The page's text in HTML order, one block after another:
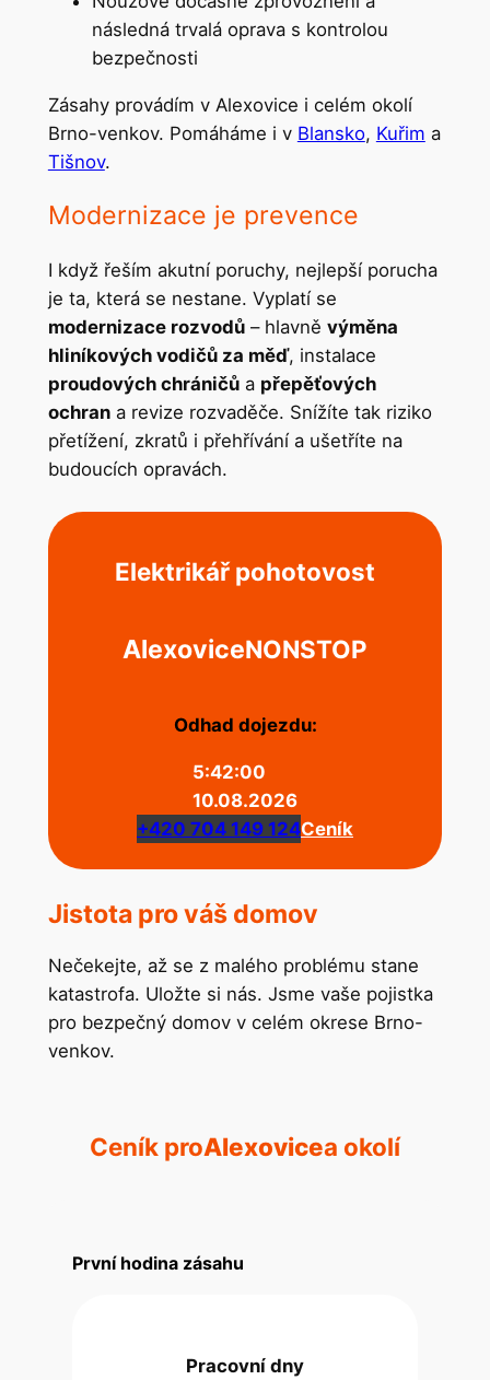
následná trvalá oprava s kontrolou
bezpečnosti
Zásahy provádím v Alexovice i celém okolí
Brno-venkov. Pomáháme i v Blansko, Kuřim a
Tišnov.
Modernizace je prevence
I když řeším akutní poruchy, nejlepší porucha
je ta, která se nestane. Vyplatí se
modernizace rozvodů– hlavně výměna
hliníkových vodičů za měď, instalace
proudových chráničůa přepěťových
ochrana revize rozvaděče. Snížíte tak riziko
přetížení, zkratů i přehřívání a ušetříte na
budoucích opravách.
Elektrikář pohotovost
AlexoviceNONSTOP
Odhad dojezdu:
5:42:00
10.08.2026
+420 704 149 124Ceník
Jistota pro váš domov
Nečekejte, až se z malého problému stane
katastrofa. Uložte si nás. Jsme vaše pojistka
pro bezpečný domov v celém okrese Brno-
venkov.
Ceník proAlexovicea okolí
První hodina zásahu
Pracovní dny